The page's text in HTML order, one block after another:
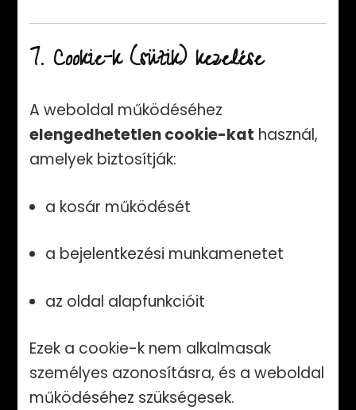
7. Cookie-k (sütik) kezelése
A weboldal működéséhez
elengedhetetlen cookie-kat használ,
amelyek biztosítják:
a kosár működését
a bejelentkezési munkamenetet
az oldal alapfunkcióit
Ezek a cookie-k nem alkalmasak
személyes azonosításra, és a weboldal
működéséhez szükségesek.